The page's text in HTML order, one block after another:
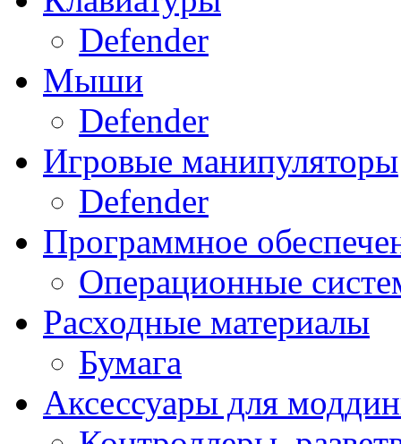
Defender
Мыши
Defender
Игровые манипуляторы
Defender
Программное
Операционные
Расходные материалы
Бумага
Аксессуары для